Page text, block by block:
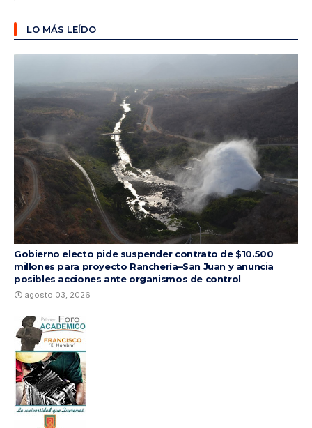
LO MÁS LEÍDO
Gobierno electo pide suspender contrato de $10.500
millones para proyecto Ranchería–San Juan y anuncia
posibles acciones ante organismos de control
agosto 03, 2026